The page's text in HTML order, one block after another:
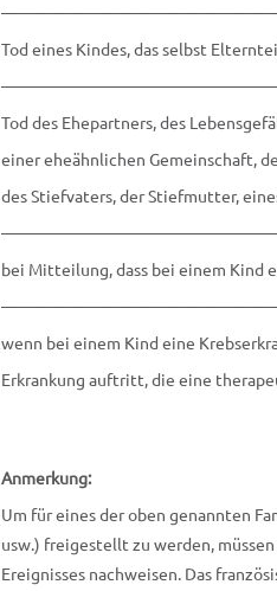
Tod eines Kindes, das selbst
Tod des Ehepartners, des
einer eheähnlichen Gemeinschaft,
des Stiefvaters, der Stiefmutter,
bei Mitteilung, dass bei einem Kind
wenn bei einem Kind eine
Erkrankung auftritt, die eine
Anmerkung:
Um für eines der oben genannten
usw.) freigestellt zu werden,
Ereignisses nachweisen. Das